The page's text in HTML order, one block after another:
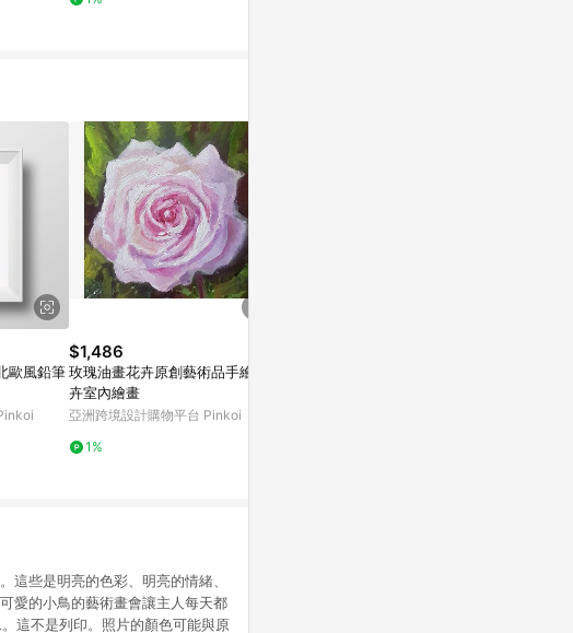
歐風鉛筆
$1,486
玫瑰油畫花卉原創藝術品手繪花
卉室內繪畫
亞洲跨境設計購物平台 Pinkoi
1%
這些是明亮的色彩、明亮的情緒、
愛的小鳥的藝術畫會讓主人每天都
這不是列印。照片的顏色可能與原